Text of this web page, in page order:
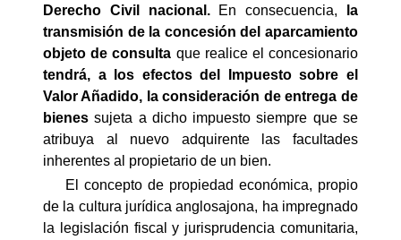
Derecho Civil nacional.En consecuencia,
la
transmisión de la concesión del aparcamiento
objeto de consulta que realice el concesionario
tendrá, a los efectos del Impuesto sobre el
Valor Añadido, la consideración de entrega de
bienes sujeta a dicho impuesto siempre que se
atribuya al nuevo adquirente las facultades
inherentes al propietario de un bien.
El concepto de propiedad económica, propio
de la cultura jurídica anglosajona, ha impregnado
la legislación fiscal y jurisprudencia comunitaria,